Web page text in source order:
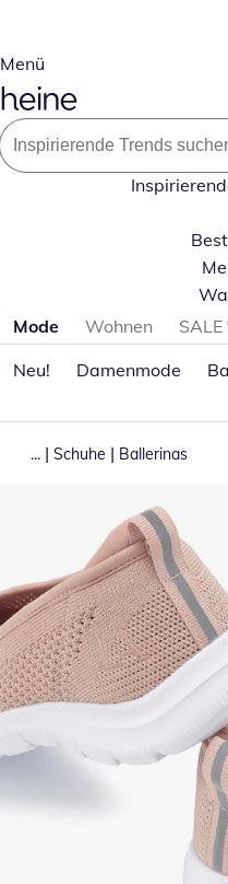
Menü
Produktkategorien
Mode Wohnen SALE
Neu!
Damenmode
... | Schuhe | Ballerinas